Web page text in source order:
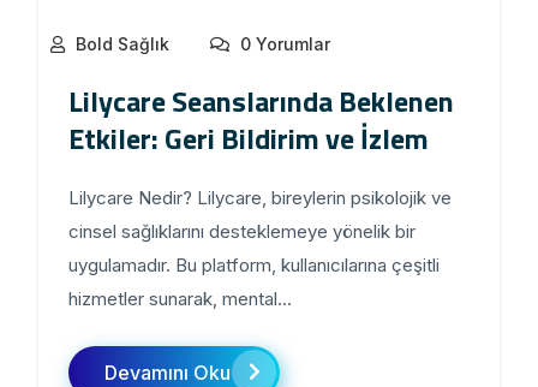
Bold Sağlık 0 Yorumlar
Lilycare Seanslarında Beklenen
Etkiler: Geri Bildirim ve İzlem
Lilycare Nedir? Lilycare, bireylerin psikolojik ve
cinsel sağlıklarını desteklemeye yönelik bir
uygulamadır. Bu platform, kullanıcılarına çeşitli
hizmetler sunarak, mental...
Devamını Oku